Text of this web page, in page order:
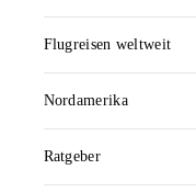
Flugreisen weltweit
Nordamerika
Ratgeber